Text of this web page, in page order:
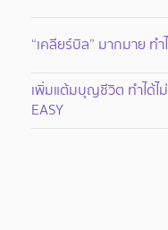
“เคลียร์บิล” มากมาย ทำ
เพิ่มแต้มบุญชีวิต ทำได้ไ
EASY